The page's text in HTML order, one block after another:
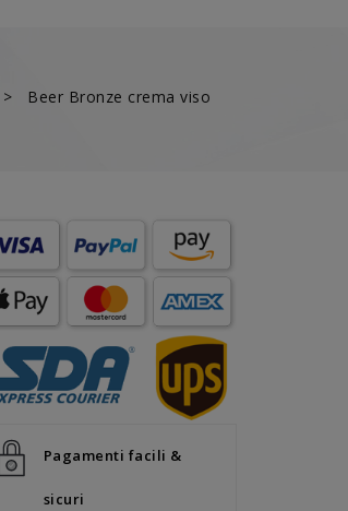
Beer Bronze crema viso
Pagamenti facili &
sicuri